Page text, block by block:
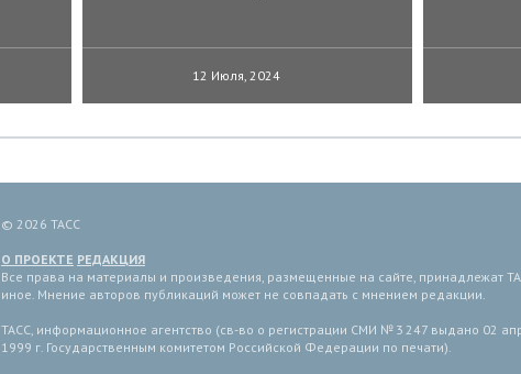
12 Июля, 2024
© 2026 ТАСС
О ПРОЕКТЕ РЕДАКЦИЯ
Все права на материалы и произведения, размещенные на сайте, принадлежат
иное. Мнение авторов публикаций может не совпадать с мнением редакции.
ТАСС, информационное агентство (св-во о регистрации СМИ № 3 247 выдано 02
1999 г. Государственным комитетом Российской Федерации по печати).